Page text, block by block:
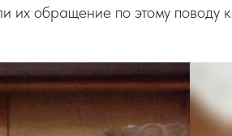
их обращение по этому поводу к